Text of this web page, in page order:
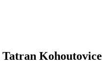
Kohoutovice